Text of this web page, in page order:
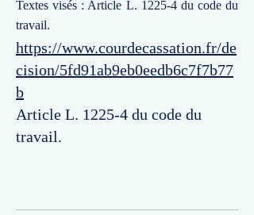
Textes visés : Article L. 1225-4 du code du
travail.
https://www.courdecassation.fr/de
cision/5fd91ab9eb0eedb6c7f7b77
b
Article L. 1225-4 du code du
travail.